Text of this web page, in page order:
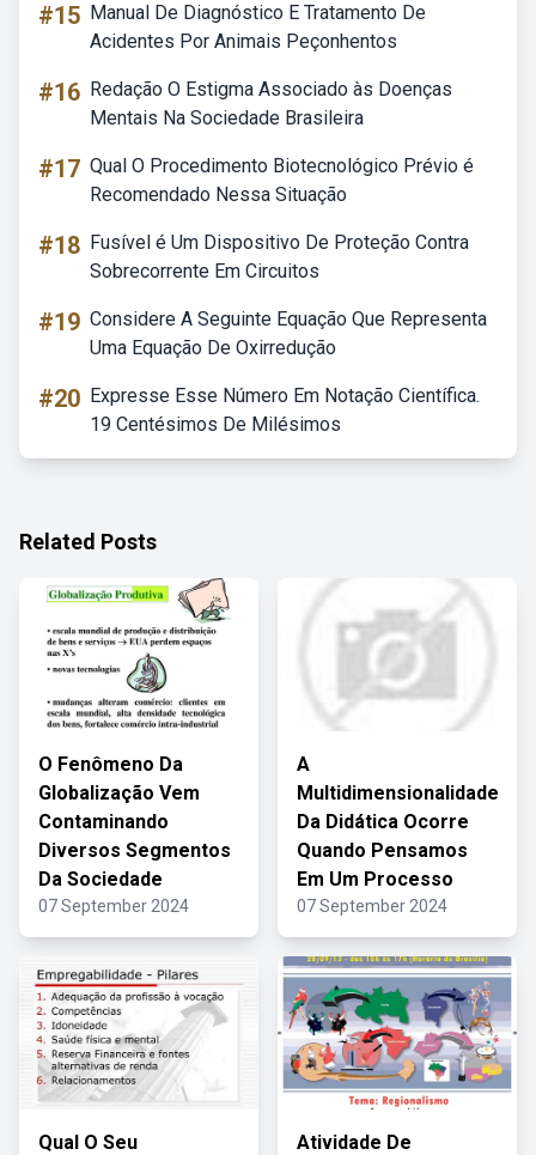
#15 Manual De Diagnóstico E Tratamento De
Acidentes Por Animais Peçonhentos
#16 Redação O Estigma Associado às Doenças
Mentais Na Sociedade Brasileira
#17 Qual O Procedimento Biotecnológico Prévio é
Recomendado Nessa Situação
#18 Fusível é Um Dispositivo De Proteção Contra
Sobrecorrente Em Circuitos
#19 Considere A Seguinte Equação Que Representa
Uma Equação De Oxirredução
#20 Expresse Esse Número Em Notação Científica.
19 Centésimos De Milésimos
Related Posts
O Fenômeno Da
Globalização Vem
Contaminando
Diversos Segmentos
Da Sociedade
07 September 2024
A
Multidimensionalidade
Da Didática Ocorre
Quando Pensamos
Em Um Processo
07 September 2024
Qual O Seu Atividade De